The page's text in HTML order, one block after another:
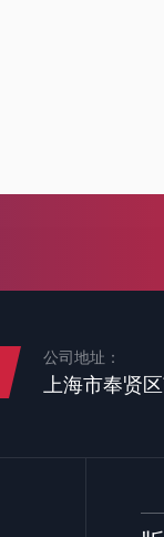
公司地址：
上海市奉贤